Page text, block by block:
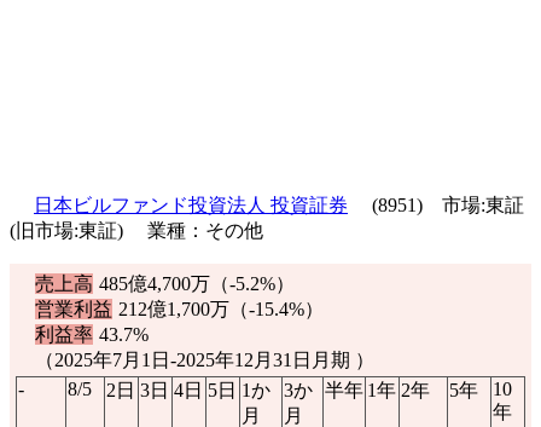
日本ビルファンド投資法人 投資証券
(8951) 市場:東証
(旧市場:東証) 業種：その他
売上高 485億4,700万（-5.2%）
営業利益 212億1,700万（-15.4%）
利益率 43.7%
（2025年7月1日-2025年12月31日月期 ）
-
8/5 2日 3日 4日 5日 1か
月
3か
月
半年 1年 2年 5年
10
年